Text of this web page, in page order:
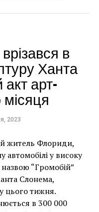
яка ось-ось
сюжет графіті, що
Бенксі, на стіні в
Англії 8 серпня 2021
AFP)
в
Ханта
арт-
2023
житель Флориди,
автомобілі у високу
“Громобій”
Слонема,
цього тижня.
в 300 000